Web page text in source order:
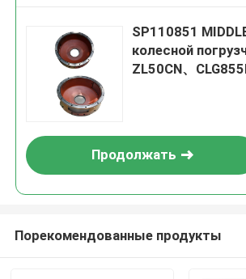
SP110851
колесной
ZL50CN、
Продолжать
Порекомендованные продукты